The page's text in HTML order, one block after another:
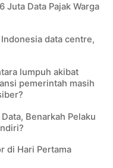
Juta Data Pajak Warga
data centre,
lumpuh akibat
pemerintah masih
Benarkah Pelaku
di Hari Pertama